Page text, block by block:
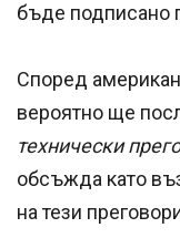
бъде подписано
Според
вероятно ще
технически
обсъжда като
на тези